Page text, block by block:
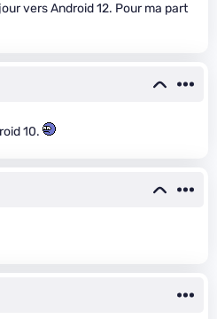
vers Android 12. Pour ma part
10.